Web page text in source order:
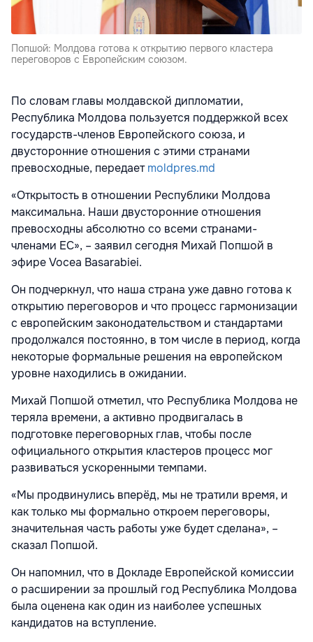
Попшой: Молдова готова к открытию первого кластера
переговоров с Европейским союзом.
По словам главы молдавской дипломатии,
Республика Молдова пользуется поддержкой всех
государств-членов Европейского союза, и
двусторонние отношения с этими странами
превосходные, передаетmoldpres.md
«Открытость в отношении Республики Молдова
максимальна. Наши двусторонние отношения
превосходны абсолютно со всеми странами-
членами ЕС», – заявил сегодня Михай Попшой в
эфире Vocea Basarabiei.
Он подчеркнул, что наша страна уже давно готова к
открытию переговоров и что процесс гармонизации
с европейским законодательством и стандартами
продолжался постоянно, в том числе в период, когда
некоторые формальные решения на европейском
уровне находились в ожидании.
Михай Попшой отметил, что Республика Молдова не
теряла времени, а активно продвигалась в
подготовке переговорных глав, чтобы после
официального открытия кластеров процесс мог
развиваться ускоренными темпами.
«Мы продвинулись вперёд, мы не тратили время, и
как только мы формально откроем переговоры,
значительная часть работы уже будет сделана», –
сказал Попшой.
Он напомнил, что в Докладе Европейской комиссии
о расширении за прошлый год Республика Молдова
была оценена как один из наиболее успешных
кандидатов на вступление.